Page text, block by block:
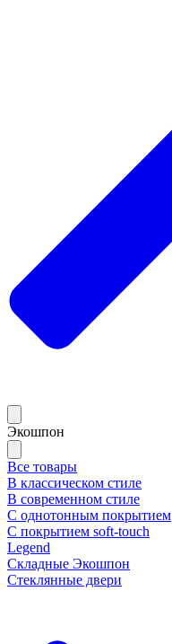
Экошпон
Все товары
В классическом стиле
В современном стиле
С однотонным покрытием
С покрытием soft-touch
Legend
Складные Экошпон
Стеклянные двери